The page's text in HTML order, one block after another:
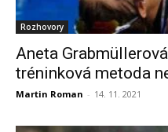
Rozhovory
Aneta
tréninková metoda
Martin Roman - 14. 11. 2021